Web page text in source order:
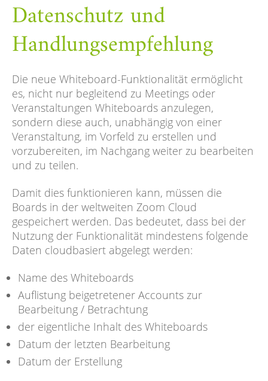
Datenschutz und
Handlungsempfehlung
Die neue Whiteboard-Funktionalität ermöglicht
es, nicht nur begleitend zu Meetings oder
Veranstaltungen Whiteboards anzulegen,
sondern diese auch, unabhängig von einer
Veranstaltung, im Vorfeld zu erstellen und
vorzubereiten, im Nachgang weiter zu bearbeiten
und zu teilen.
Damit dies funktionieren kann, müssen die
Boards in der weltweiten Zoom Cloud
gespeichert werden. Das bedeutet, dass bei der
Nutzung der Funktionalität mindestens folgende
Daten cloudbasiert abgelegt werden:
Name des Whiteboards
Auflistung beigetretener Accounts zur
Bearbeitung / Betrachtung
der eigentliche Inhalt des Whiteboards
Datum der letzten Bearbeitung
Datum der Erstellung